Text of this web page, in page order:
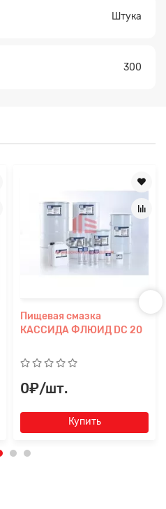
Штука
300
Пищевая смазка
КАССИДА ФЛЮИД DC 20
0₽/шт.
Купить